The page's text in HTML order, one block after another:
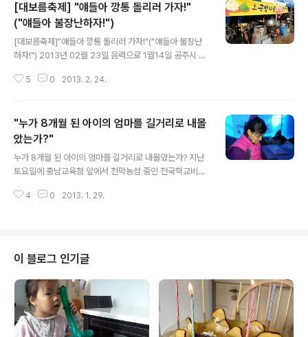
[대보름축제] "얘들아 깡통 돌리러 가자!"
("얘들아 불장난하자!")
[대보름축제]"얘들아 깡통 돌리러 가자!"("얘들아 불장난
하자!") 2013년 02월 23일 음력으로 1월14일 공주시 둔
창이었습니다. 아이들은 차가운 바람 속에서도 연을 날리
랜만에 한가로운 대보름 축제를 맞이해봅니다. 이맘때면
시골은 항상 바쁩니다. 지금 우리가 하고 있는 쥐불놀이가
삶에 한 부분의 생활이기 때문입니다. 예전에는 장승제나
거리제 등을 지내는 마을 찾아다니며 채록도 하고 동네 어
로 많은 활동을 할수가 없내요. 오늘 행사는 공주민주시민
5 0 2013. 2. 24.
"누가 8개월 된 아이의 엄마를 길거리로 내몰
았는가?"
누가 8개월 된 아이의 엄마를 길거리로 내몰았는가? 지난
토요일에 충남교육청 앞에서 천막농성 중인 전국학교비정
습니다. 정말 슬프고, 미안한 마음이었습니다. 페북을 통해
2011년 9월부터 작년 11월까지 충남학생수련원에서 기간
제 수련지도원으로 일해왔습니다. 그런데 작년에 페이스북
에서 같이 일하고 있는 교직원이 집에 찾아와서 반갑게 맞
이하고 차까지 대접했다는 글을 보았습니다. 그분들의 용
무는 우의정 지부장의 해고통지였습니다. 해고사유는 이제
기간이 만료되고, 청소년지도사 자격증을 가지고 있는..
4 0 2013. 1. 29.
이 블로그 인기글